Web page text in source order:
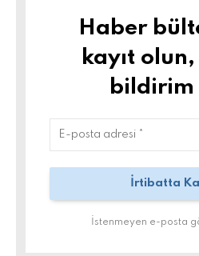
Haber
kayıt
bildirim
İstenmeyen e-posta